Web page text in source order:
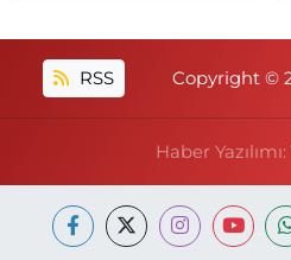
RSS Copyright ©
Haber Yazılımı: